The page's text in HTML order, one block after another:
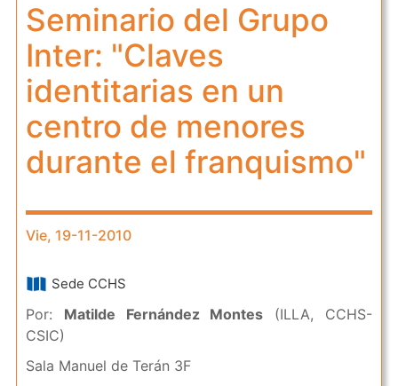
Seminario del Grupo
Inter: "Claves
identitarias en un
centro de menores
durante el franquismo"
Vie, 19-11-2010
Sede CCHS
Por: Matilde Fernández Montes (ILLA, CCHS-
CSIC)
Sala Manuel de Terán 3F